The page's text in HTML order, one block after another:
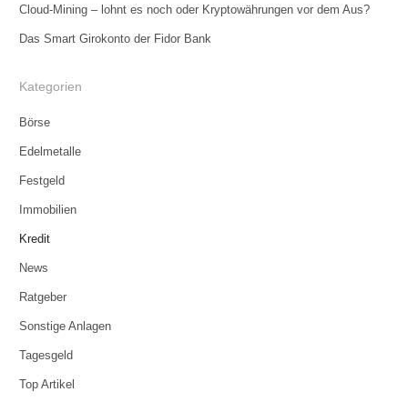
Cloud-Mining – lohnt es noch oder Kryptowährungen vor dem Aus?
Das Smart Girokonto der Fidor Bank
Kategorien
Börse
Edelmetalle
Festgeld
Immobilien
Kredit
News
Ratgeber
Sonstige Anlagen
Tagesgeld
Top Artikel